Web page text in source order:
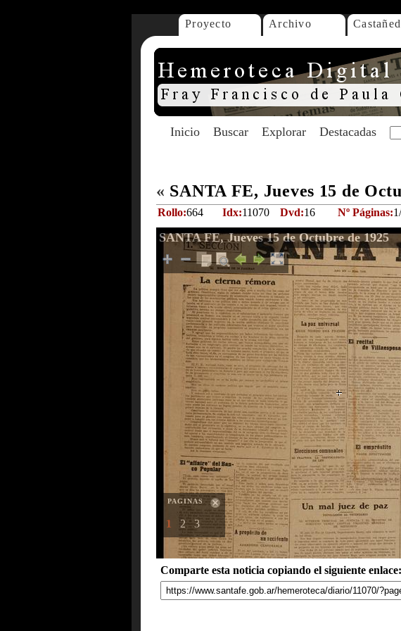
Proyecto Archivo
Inicio Buscar Explorar Destacadas
« SANTA FE, Jueves 15 de
Rollo:664 Idx:11070 Dvd:16 Nº Páginas:
SANTA FE, Jueves 15 de Octubre de 1925
PAGINAS
1 2 3
Comparte esta noticia copiando el siguiente enlace: